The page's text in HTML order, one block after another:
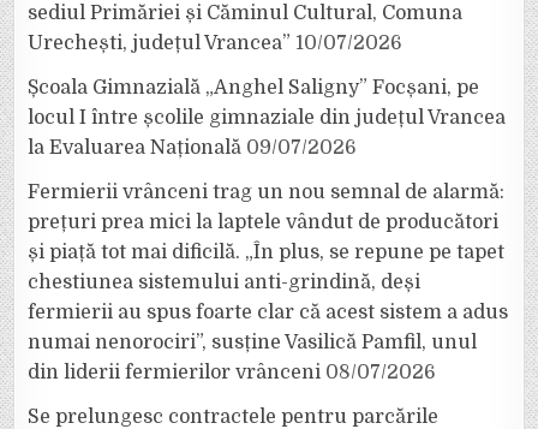
sediul Primăriei și Căminul Cultural, Comuna
Urechești, județul Vrancea” 10/07/2026
Școala Gimnazială „Anghel Saligny” Focșani, pe
locul I între școlile gimnaziale din județul Vrancea
la Evaluarea Națională 09/07/2026
Fermierii vrânceni trag un nou semnal de alarmă:
prețuri prea mici la laptele vândut de producători
și piață tot mai dificilă. „În plus, se repune pe tapet
chestiunea sistemului anti-grindină, deși
fermierii au spus foarte clar că acest sistem a adus
numai nenorociri”, susține Vasilică Pamfil, unul
din liderii fermierilor vrânceni 08/07/2026
Se prelungesc contractele pentru parcările